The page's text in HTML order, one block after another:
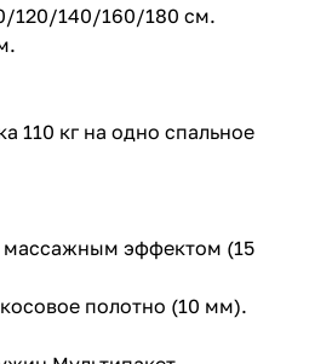
120/140/160/180 см.
110 кг на одно спальное
массажным эффектом (15
полотно (10 мм).